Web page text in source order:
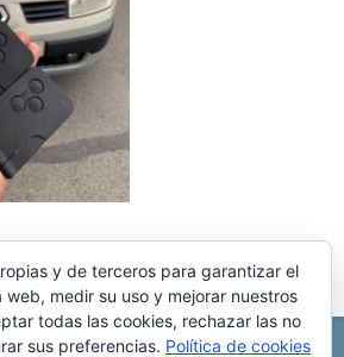
y de terceros para garantizar el
medir su uso y mejorar nuestros
todas las cookies, rechazar las no
sus preferencias. Política de cookies